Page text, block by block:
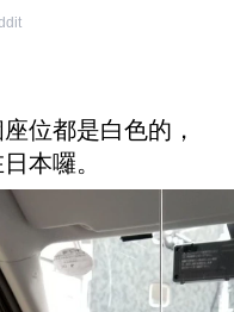
位都是白色的，
本囉。